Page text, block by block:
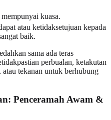
kuasa.
atau ketidaksetujuan kepada
baik.
sama ada teras
perbualan, ketakutan
tekanan untuk berhubung
: Penceramah Awam &